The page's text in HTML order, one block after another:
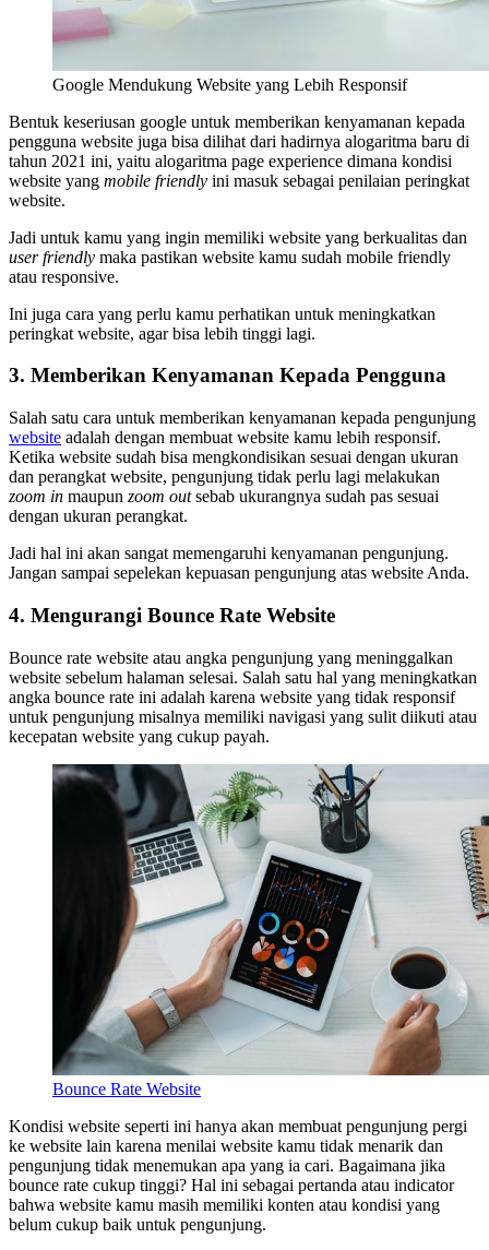
Google Mendukung Website yang Lebih Responsif
Bentuk keseriusan google untuk memberikan kenyamanan kepada
pengguna website juga bisa dilihat dari hadirnya alogaritma baru di
tahun 2021 ini, yaitu alogaritma page experience dimana kondisi
website yang mobile friendly ini masuk sebagai penilaian peringkat
website.
Jadi untuk kamu yang ingin memiliki website yang berkualitas dan
user friendly maka pastikan website kamu sudah mobile friendly
atau responsive.
Ini juga cara yang perlu kamu perhatikan untuk meningkatkan
peringkat website, agar bisa lebih tinggi lagi.
3. Memberikan Kenyamanan Kepada Pengguna
Salah satu cara untuk memberikan kenyamanan kepada pengunjung
website adalah dengan membuat website kamu lebih responsif.
Ketika website sudah bisa mengkondisikan sesuai dengan ukuran
dan perangkat website, pengunjung tidak perlu lagi melakukan
zoom in maupun zoom outsebab ukurangnya sudah pas sesuai
dengan ukuran perangkat.
Jadi hal ini akan sangat memengaruhi kenyamanan pengunjung.
Jangan sampai sepelekan kepuasan pengunjung atas website Anda.
4. Mengurangi Bounce Rate Website
Bounce rate website atau angka pengunjung yang meninggalkan
website sebelum halaman selesai. Salah satu hal yang meningkatkan
angka bounce rate ini adalah karena website yang tidak responsif
untuk pengunjung misalnya memiliki navigasi yang sulit diikuti atau
kecepatan website yang cukup payah.
Bounce Rate Website
Kondisi website seperti ini hanya akan membuat pengunjung pergi
ke website lain karena menilai website kamu tidak menarik dan
pengunjung tidak menemukan apa yang ia cari. Bagaimana jika
bounce rate cukup tinggi? Hal ini sebagai pertanda atau indicator
bahwa website kamu masih memiliki konten atau kondisi yang
belum cukup baik untuk pengunjung.